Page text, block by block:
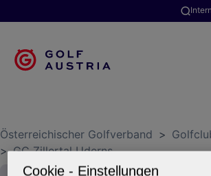
Österreichischer Golfverband >
> GC Zillertal Uderns